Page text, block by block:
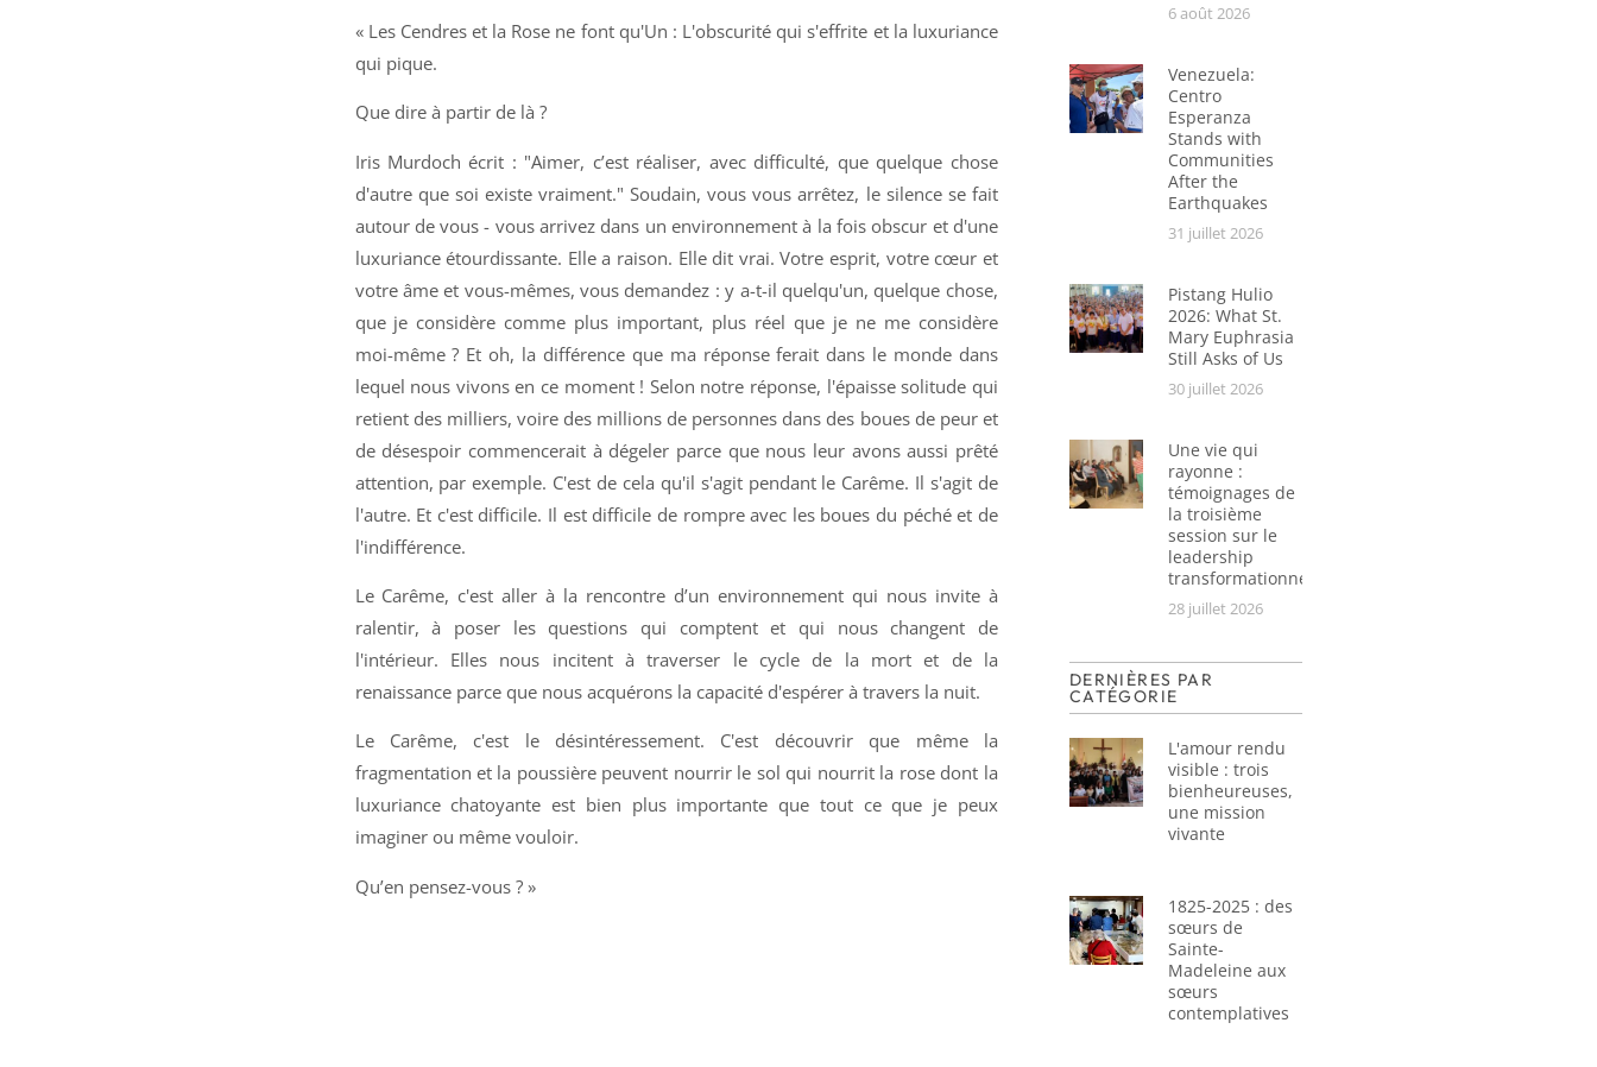
« Les Cendres et la Rose ne font qu'Un : L'obscurité qui s'effrite et la luxuriance
qui pique.
Que dire à partir de là ?
Iris Murdoch écrit : "Aimer, c’est réaliser, avec difficulté, que quelque chose
d'autre que soi existe vraiment." Soudain, vous vous arrêtez, le silence se fait
autour de vous - vous arrivez dans un environnement à la fois obscur et d'une
luxuriance étourdissante. Elle a raison. Elle dit vrai. Votre esprit, votre cœur et
votre âme et vous-mêmes, vous demandez : y a-t-il quelqu'un, quelque chose,
que je considère comme plus important, plus réel que je ne me considère
moi-même ? Et oh, la différence que ma réponse ferait dans le monde dans
lequel nous vivons en ce moment ! Selon notre réponse, l'épaisse solitude qui
retient des milliers, voire des millions de personnes dans des boues de peur et
de désespoir commencerait à dégeler parce que nous leur avons aussi prêté
attention, par exemple. C'est de cela qu'il s'agit pendant le Carême. Il s'agit de
l'autre. Et c'est difficile. Il est difficile de rompre avec les boues du péché et de
l'indifférence.
Le Carême, c'est aller à la rencontre d’un environnement qui nous invite à
ralentir, à poser les questions qui comptent et qui nous changent de
l'intérieur. Elles nous incitent à traverser le cycle de la mort et de la
renaissance parce que nous acquérons la capacité d'espérer à travers la nuit.
Le Carême, c'est le désintéressement. C'est découvrir que même la
fragmentation et la poussière peuvent nourrir le sol qui nourrit la rose dont la
luxuriance chatoyante est bien plus importante que tout ce que je peux
imaginer ou même vouloir.
Qu’en pensez-vous ? »
6 août 2026
Venezuela:
Centro
Esperanza
Stands with
Communities
After the
Earthquakes
31 juillet 2026
Pistang Hulio
2026: What St.
Mary Euphrasia
Still Asks of Us
30 juillet 2026
Une vie qui
rayonne :
témoignages de
la troisième
session sur le
leadership
transformationnel
28 juillet 2026
DERNIÈRES PAR
CATÉGORIE
L'amour rendu
visible : trois
bienheureuses,
une mission
vivante
1825-2025 : des
sœurs de
Sainte-
Madeleine aux
sœurs
contemplatives